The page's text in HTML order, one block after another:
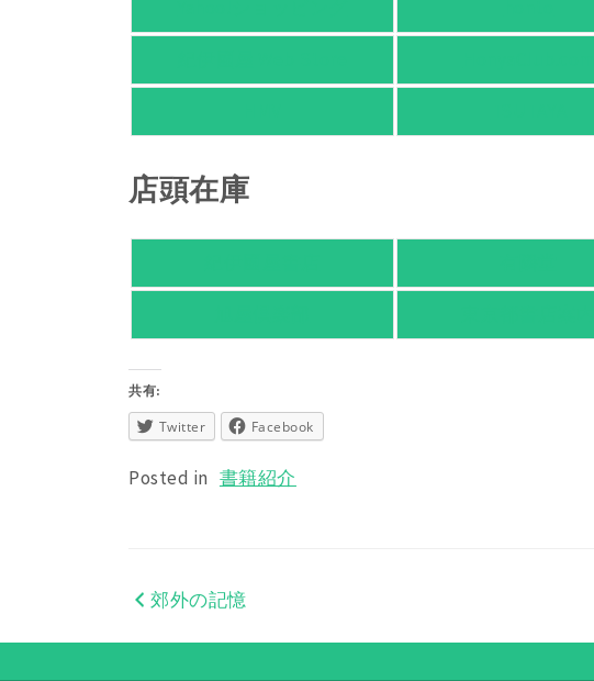
店頭在庫
共有:
Twitter Facebook
Posted in 書籍紹介
投
稿
郊外の記憶